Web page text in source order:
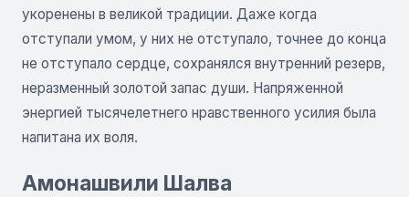
укоренены в великой традиции. Даже когда
отступали умом, у них не отступало, точнее до конца
не отступало сердце, сохранялся внутренний резерв,
неразменный золотой запас души. Напряженной
энергией тысячелетнего нравственного усилия была
напитана их воля.
Амонашвили Шалва